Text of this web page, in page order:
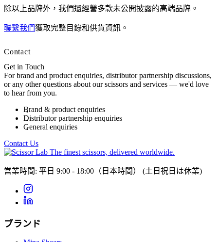
除以上品牌外，我們還經營多款未公開披露的高端品牌。
聯繫我們獲取完整目錄和供貨資訊。
Contact
Get in Touch
For brand and product enquiries, distributor partnership discussions,
or any other questions about our scissors and services — we'd love
to hear from you.
Brand & product enquiries
Distributor partnership enquiries
General enquiries
Contact Us
The finest scissors, delivered worldwide.
営業時間: 平日 9:00 - 18:00（日本時間） (土日祝日は休業)
ブランド